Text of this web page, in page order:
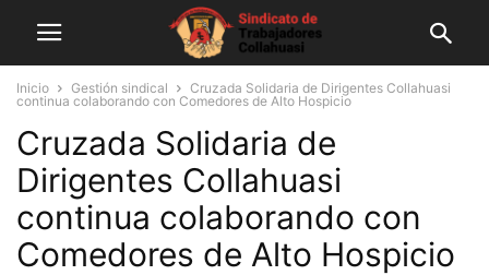
Inicio Gestión sindical
Cruzada Solidaria de Dirigentes Collahuasi
continua colaborando con Comedores de Alto Hospicio
Cruzada Solidaria de
Dirigentes Collahuasi
continua colaborando con
Comedores de Alto Hospicio